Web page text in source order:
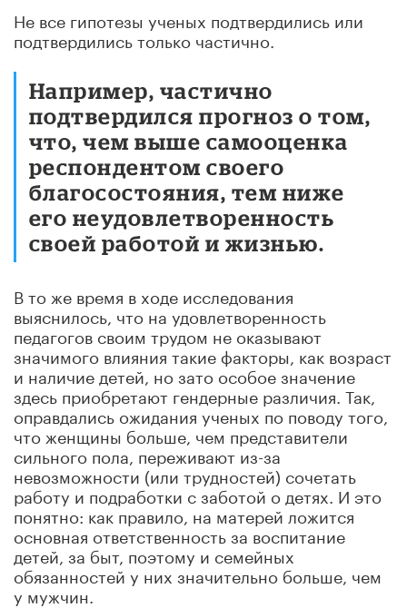
Не все гипотезы ученых подтвердились или
подтвердились только частично.
Например, частично
подтвердился прогноз о том,
что, чем выше самооценка
респондентом своего
благосостояния, тем ниже
его неудовлетворенность
своей работой и жизнью.
В то же время в ходе исследования
выяснилось, что на удовлетворенность
педагогов своим трудом не оказывают
значимого влияния такие факторы, как возраст
и наличие детей, но зато особое значение
здесь приобретают гендерные различия. Так,
оправдались ожидания ученых по поводу того,
что женщины больше, чем представители
сильного пола, переживают из-за
невозможности (или трудностей) сочетать
работу и подработки с заботой о детях. И это
понятно: как правило, на матерей ложится
основная ответственность за воспитание
детей, за быт, поэтому и семейных
обязанностей у них значительно больше, чем
у мужчин.